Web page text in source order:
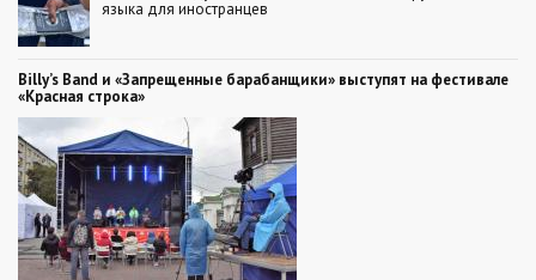
языка для иностранцев
Billy’s Band и «Запрещенные барабанщики» выступят на фестивале
«Красная строка»